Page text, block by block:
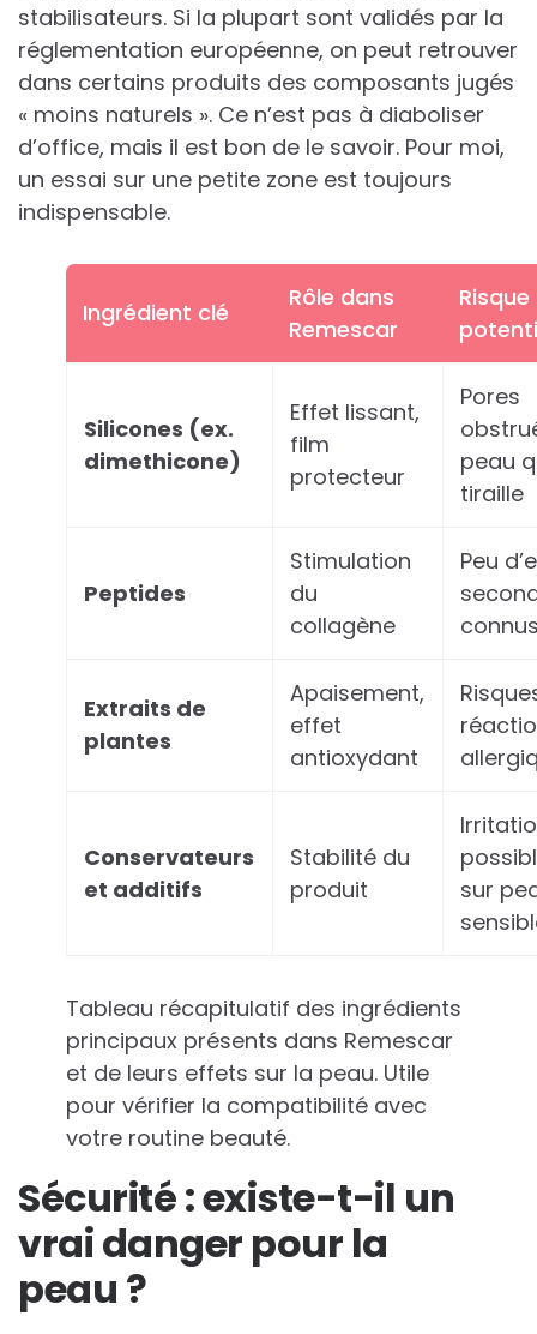
stabilisateurs. Si la plupart sont validés par la
réglementation européenne, on peut retrouver
dans certains produits des composants jugés
« moins naturels ». Ce n’est pas à diaboliser
d’office, mais il est bon de le savoir. Pour moi,
un essai sur une petite zone est toujours
indispensable.
Ingrédient clé
Rôle dans
Remescar
Risque
Silicones (ex.
dimethicone)
Effet lissant,
film
protecteur
Pores
peau
tiraille
Peptides
Stimulation
du
collagène
Peu
Extraits de
plantes
Apaisement,
effet
antioxydant
Conservateurs
et additifs
Stabilité du
produit
sur
Tableau récapitulatif des ingrédients
principaux présents dans Remescar
et de leurs effets sur la peau. Utile
pour vérifier la compatibilité avec
votre routine beauté.
Sécurité : existe-t-il un
vrai danger pour la
peau ?